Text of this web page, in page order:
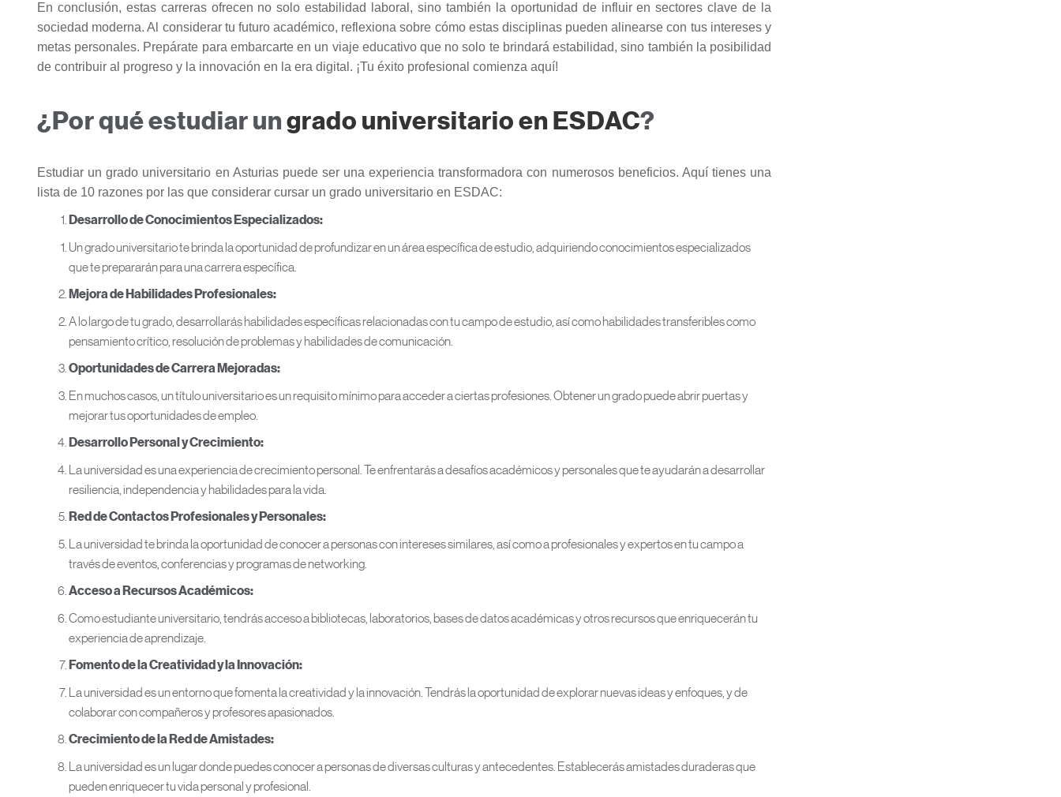
En conclusión, estas carreras ofrecen no solo estabilidad laboral, sino también la oportunidad de influir en sectores clave de la
sociedad moderna. Al considerar tu futuro académico, reflexiona sobre cómo estas disciplinas pueden alinearse con tus intereses y
metas personales. Prepárate para embarcarte en un viaje educativo que no solo te brindará estabilidad, sino también la posibilidad
de contribuir al progreso y la innovación en la era digital. ¡Tu éxito profesional comienza aquí!
¿Por qué estudiar ungrado universitario en ESDAC?
Estudiar un grado universitario en Asturias puede ser una experiencia transformadora con numerosos beneficios. Aquí tienes una
lista de 10 razones por las que considerar cursar un grado universitario en ESDAC:
Desarrollo de Conocimientos Especializados:
Un grado universitario te brinda la oportunidad de profundizar en un área específica de estudio, adquiriendo conocimientos especializados
que te prepararán para una carrera específica.
Mejora de Habilidades Profesionales:
A lo largo de tu grado, desarrollarás habilidades específicas relacionadas con tu campo de estudio, así como habilidades transferibles como
pensamiento crítico, resolución de problemas y habilidades de comunicación.
Oportunidades de Carrera Mejoradas:
En muchos casos, un título universitario es un requisito mínimo para acceder a ciertas profesiones. Obtener un grado puede abrir puertas y
mejorar tus oportunidades de empleo.
Desarrollo Personal y Crecimiento:
La universidad es una experiencia de crecimiento personal. Te enfrentarás a desafíos académicos y personales que te ayudarán a desarrollar
resiliencia, independencia y habilidades para la vida.
Red de Contactos Profesionales y Personales:
La universidad te brinda la oportunidad de conocer a personas con intereses similares, así como a profesionales y expertos en tu campo a
través de eventos, conferencias y programas de networking.
Acceso a Recursos Académicos:
Como estudiante universitario, tendrás acceso a bibliotecas, laboratorios, bases de datos académicas y otros recursos que enriquecerán tu
experiencia de aprendizaje.
Fomento de la Creatividad y la Innovación:
La universidad es un entorno que fomenta la creatividad y la innovación. Tendrás la oportunidad de explorar nuevas ideas y enfoques, y de
colaborar con compañeros y profesores apasionados.
Crecimiento de la Red de Amistades:
La universidad es un lugar donde puedes conocer a personas de diversas culturas y antecedentes. Establecerás amistades duraderas que
pueden enriquecer tu vida personal y profesional.